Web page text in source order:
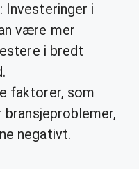
: Investeringer i
være mer
i bredt
faktorer, som
negativt.